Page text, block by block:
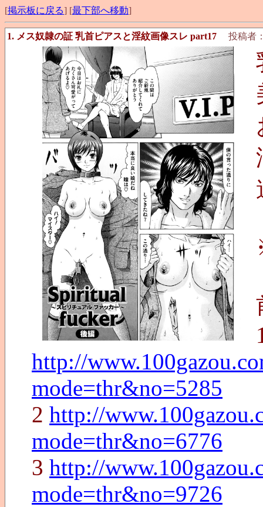
[掲示板に戻る] [最下部へ移動]
1. メス奴隷の証 乳首ピアスと淫紋画像スレ part17 投稿者
http://
mode=thr&no=5285
2 http://
mode=thr&no=6776
3 http://
mode=thr&no=9726